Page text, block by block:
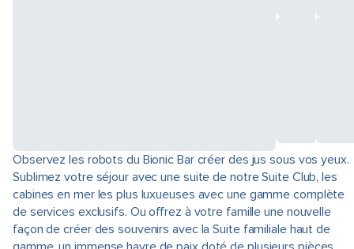
Observez les robots du Bionic Bar créer des jus sous vos yeux.
Sublimez votre séjour avec une suite de notre Suite Club, les
cabines en mer les plus luxueuses avec une gamme complète
de services exclusifs. Ou offrez à votre famille une nouvelle
façon de créer des souvenirs avec la Suite familiale haut de